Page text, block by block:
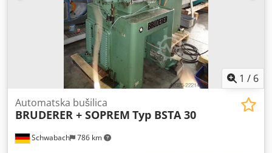
1 / 6
Schwabach 786 km
Automatska bušilica
BRUDERER + SOPREM Typ BSTA 30